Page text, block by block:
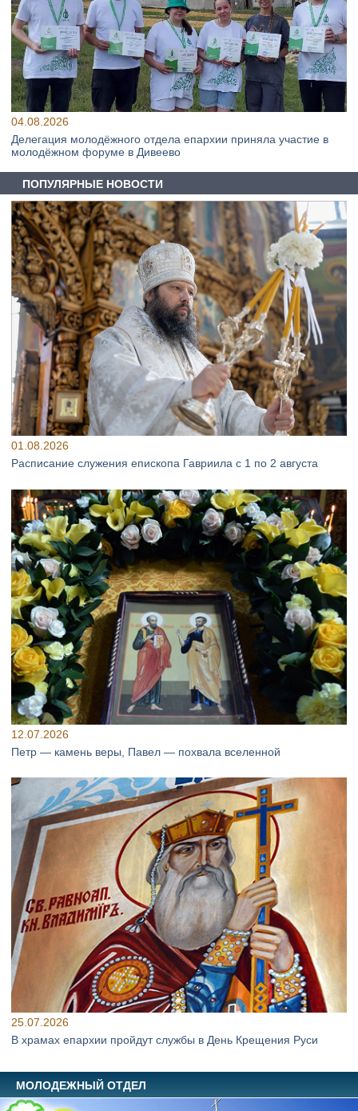
04.08.2026
Делегация молодёжного отдела епархии приняла участие в
молодёжном форуме в Дивеево
ПОПУЛЯРНЫЕ НОВОСТИ
01.08.2026
Расписание служения епископа Гавриила с 1 по 2 августа
12.07.2026
Петр — камень веры, Павел — похвала вселенной
25.07.2026
В храмах епархии пройдут службы в День Крещения Руси
МОЛОДЕЖНЫЙ ОТДЕЛ